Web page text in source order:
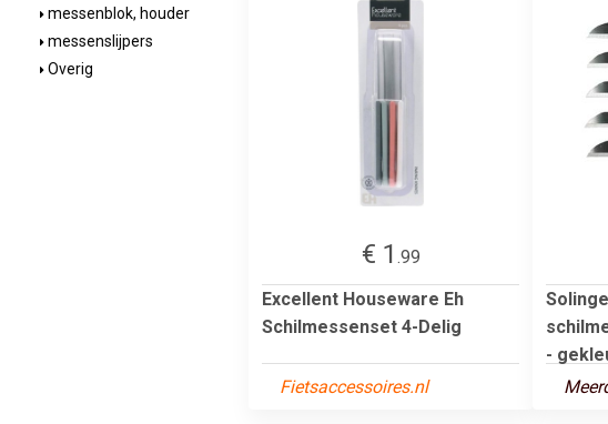
messenblok, houder
messenslijpers
Overig
€ 1 .99
Excellent Houseware Eh
Schilmessenset 4-Delig
Fietsaccessoires.nl
-